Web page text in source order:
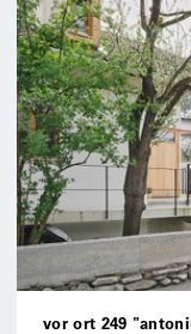
vor ort 249